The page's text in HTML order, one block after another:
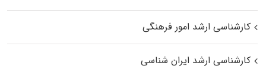
کارشناسی ارشد امور فرهنگی
کارشناسی ارشد ایران شناسی